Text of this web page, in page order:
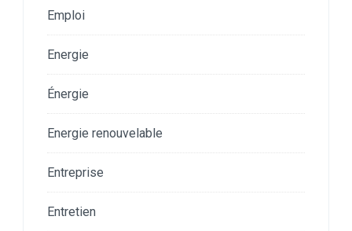
Emploi
Energie
Énergie
Energie renouvelable
Entreprise
Entretien